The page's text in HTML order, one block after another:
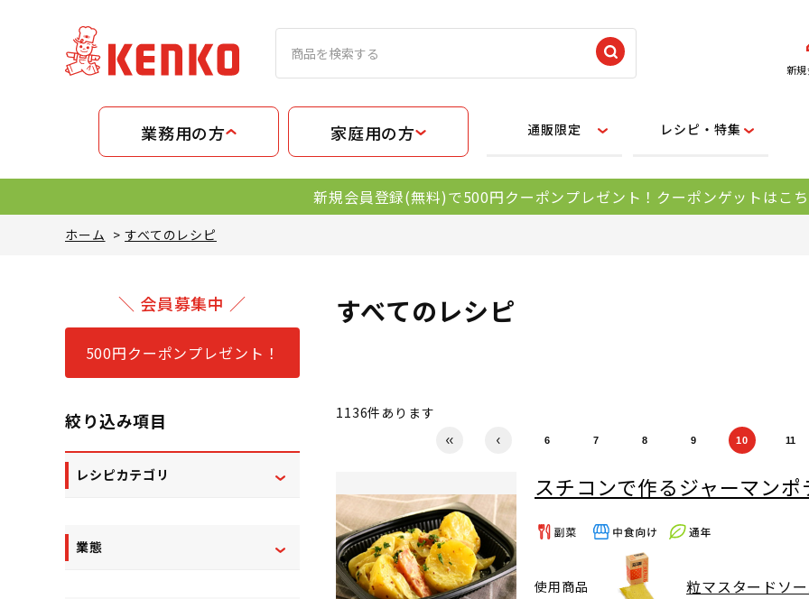
新
業務用の方 家庭用の方 通販限定 レシピ・特集
新規会員登録(無料)で500円クーポンプレゼント！クーポンゲットはこ
ホーム >すべてのレシピ
＼ 会員募集中 ／
500円クーポンプレゼント！
絞り込み項目
レシピカテゴリ
業態
すべてのレシピ
1136件あります
6 7 8 9 10 11
スチコンで作るジャーマンポ
使用商品 粒マスタードソ